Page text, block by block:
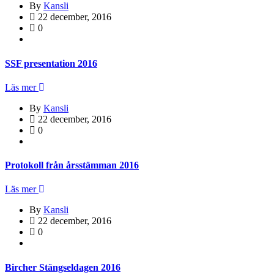
By Kansli
22 december, 2016
0
SSF presentation 2016
Läs mer
By Kansli
22 december, 2016
0
Protokoll från årsstämman 2016
Läs mer
By Kansli
22 december, 2016
0
Bircher Stängseldagen 2016